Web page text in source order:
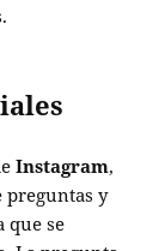
Instagram,
preguntas y
que se